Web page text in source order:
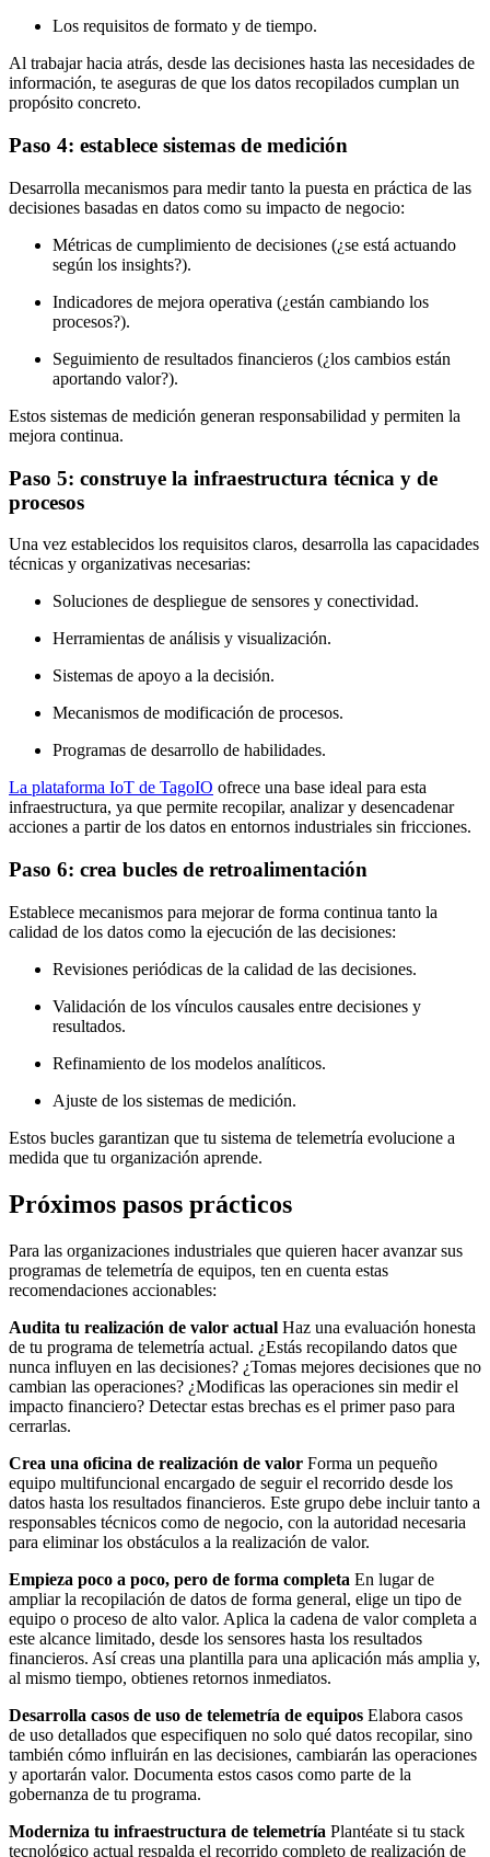
Los requisitos de formato y de tiempo.
Al trabajar hacia atrás, desde las decisiones hasta las necesidades de
información, te aseguras de que los datos recopilados cumplan un
propósito concreto.
Paso 4: establece sistemas de medición
Desarrolla mecanismos para medir tanto la puesta en práctica de las
decisiones basadas en datos como su impacto de negocio:
Métricas de cumplimiento de decisiones (¿se está actuando
según los insights?).
Indicadores de mejora operativa (¿están cambiando los
procesos?).
Seguimiento de resultados financieros (¿los cambios están
aportando valor?).
Estos sistemas de medición generan responsabilidad y permiten la
mejora continua.
Paso 5: construye la infraestructura técnica y de
procesos
Una vez establecidos los requisitos claros, desarrolla las capacidades
técnicas y organizativas necesarias:
Soluciones de despliegue de sensores y conectividad.
Herramientas de análisis y visualización.
Sistemas de apoyo a la decisión.
Mecanismos de modificación de procesos.
Programas de desarrollo de habilidades.
La plataforma IoT de TagoIO ofrece una base ideal para esta
infraestructura, ya que permite recopilar, analizar y desencadenar
acciones a partir de los datos en entornos industriales sin fricciones.
Paso 6: crea bucles de retroalimentación
Establece mecanismos para mejorar de forma continua tanto la
calidad de los datos como la ejecución de las decisiones:
Revisiones periódicas de la calidad de las decisiones.
Validación de los vínculos causales entre decisiones y
resultados.
Refinamiento de los modelos analíticos.
Ajuste de los sistemas de medición.
Estos bucles garantizan que tu sistema de telemetría evolucione a
medida que tu organización aprende.
Próximos pasos prácticos
Para las organizaciones industriales que quieren hacer avanzar sus
programas de telemetría de equipos, ten en cuenta estas
recomendaciones accionables:
Audita tu realización de valor actual Haz una evaluación honesta
de tu programa de telemetría actual. ¿Estás recopilando datos que
nunca influyen en las decisiones? ¿Tomas mejores decisiones que no
cambian las operaciones? ¿Modificas las operaciones sin medir el
impacto financiero? Detectar estas brechas es el primer paso para
cerrarlas.
Crea una oficina de realización de valor Forma un pequeño
equipo multifuncional encargado de seguir el recorrido desde los
datos hasta los resultados financieros. Este grupo debe incluir tanto a
responsables técnicos como de negocio, con la autoridad necesaria
para eliminar los obstáculos a la realización de valor.
Empieza poco a poco, pero de forma completa En lugar de
ampliar la recopilación de datos de forma general, elige un tipo de
equipo o proceso de alto valor. Aplica la cadena de valor completa a
este alcance limitado, desde los sensores hasta los resultados
financieros. Así creas una plantilla para una aplicación más amplia y,
al mismo tiempo, obtienes retornos inmediatos.
Desarrolla casos de uso de telemetría de equipos Elabora casos
de uso detallados que especifiquen no solo qué datos recopilar, sino
también cómo influirán en las decisiones, cambiarán las operaciones
y aportarán valor. Documenta estos casos como parte de la
gobernanza de tu programa.
Moderniza tu infraestructura de telemetría Plantéate si tu stack
tecnológico actual respalda el recorrido completo de realización de